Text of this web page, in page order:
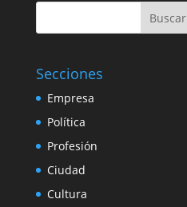
Buscar
Secciones
Empresa
Política
Profesión
Ciudad
Cultura